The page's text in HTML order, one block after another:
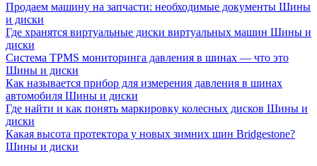
Продаем машину на запчасти: необходимые документы Шины
и диски
Где хранятся виртуальные диски виртуальных машин Шины и
диски
Система TPMS мониторинга давления в шинах — что это
Шины и диски
Как называется прибор для измерения давления в шинах
автомобиля Шины и диски
Где найти и как понять маркировку колесных дисков Шины и
диски
Какая высота протектора у новых зимних шин Bridgestone?
Шины и диски